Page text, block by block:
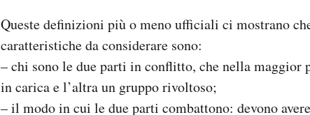
Queste definizioni più o meno ufficiali ci mostrano
caratteristiche da considerare sono:
– chi sono le due parti in conflitto, che nella maggior
in carica e l’altra un gruppo rivoltoso;
– il modo in cui le due parti combattono: devono